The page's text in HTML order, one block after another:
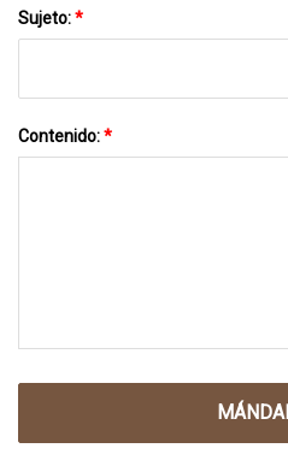
Sujeto:*
Contenido:*